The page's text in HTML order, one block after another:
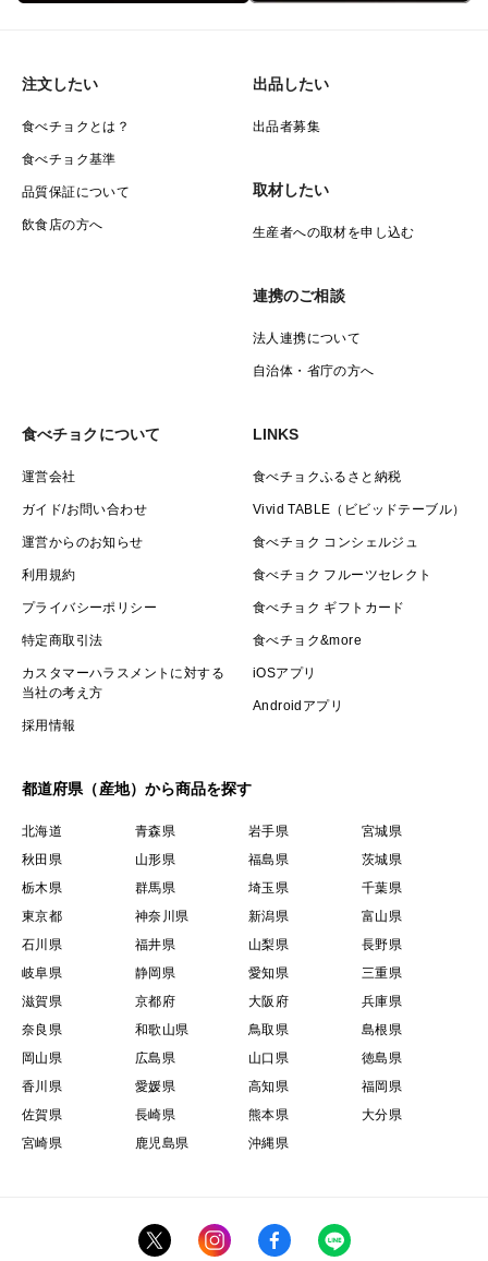
注文したい
食べチョクとは？
食べチョク基準
品質保証について
飲食店の方へ
出品したい
出品者募集
取材したい
生産者への取材を申し込む
連携のご相談
法人連携について
自治体・省庁の方へ
食べチョクについて
運営会社
ガイド/お問い合わせ
運営からのお知らせ
利用規約
プライバシーポリシー
特定商取引法
カスタマーハラスメントに対する
当社の考え方
採用情報
LINKS
食べチョクふるさと納税
Vivid TABLE（ビビッドテーブル）
食べチョク コンシェルジュ
食べチョク フルーツセレクト
食べチョク ギフトカード
食べチョク&more
iOSアプリ
Androidアプリ
都道府県（産地）から商品を探す
北海道 青森県 岩手県
宮城県
秋田県
山形県 福島県
茨城県
栃木県
群馬県 埼玉県
千葉県
東京都
神奈川県 新潟県
富山県
石川県
福井県 山梨県
長野県
岐阜県
静岡県 愛知県
三重県
滋賀県
京都府 大阪府
兵庫県
奈良県
和歌山県 鳥取県
島根県
岡山県
広島県 山口県
徳島県
香川県
愛媛県 高知県
福岡県
佐賀県
長崎県 熊本県
大分県
宮崎県
鹿児島県 沖縄県